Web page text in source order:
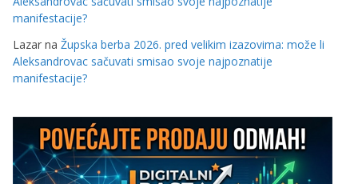
manifestacije?
Lazar na Župska berba 2026. pred velikim izazovima: može li
Aleksandrovac sačuvati smisao svoje najpoznatije
manifestacije?